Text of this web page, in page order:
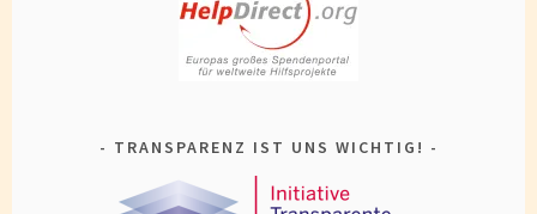
TRANSPARENZ IST UNS WICHTIG!